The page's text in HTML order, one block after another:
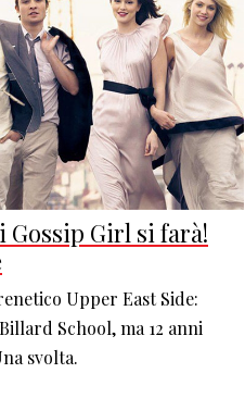
Girl si farà!
Upper East Side:
School, ma 12 anni
svolta.